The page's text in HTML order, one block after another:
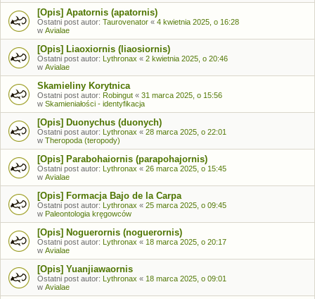
[Opis] Apatornis (apatornis)
Ostatni post autor: Taurovenator « 4 kwietnia 2025, o 16:28
w Avialae
[Opis] Liaoxiornis (liaosiornis)
Ostatni post autor: Lythronax « 2 kwietnia 2025, o 20:46
w Avialae
Skamieliny Korytnica
Ostatni post autor: Robingut « 31 marca 2025, o 15:56
w Skamieniałości - identyfikacja
[Opis] Duonychus (duonych)
Ostatni post autor: Lythronax « 28 marca 2025, o 22:01
w Theropoda (teropody)
[Opis] Parabohaiornis (parapohajornis)
Ostatni post autor: Lythronax « 26 marca 2025, o 15:45
w Avialae
[Opis] Formacja Bajo de la Carpa
Ostatni post autor: Lythronax « 25 marca 2025, o 09:45
w Paleontologia kręgowców
[Opis] Noguerornis (noguerornis)
Ostatni post autor: Lythronax « 18 marca 2025, o 20:17
w Avialae
[Opis] Yuanjiawaornis
Ostatni post autor: Lythronax « 18 marca 2025, o 09:01
w Avialae